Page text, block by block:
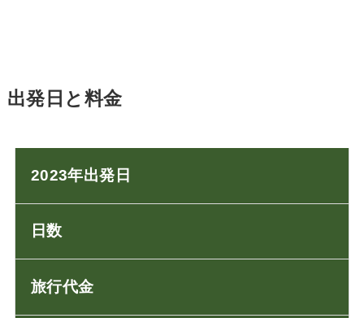
出発日と料金
2023年出発日
日数
旅行代金